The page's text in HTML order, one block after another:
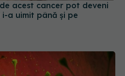
acest cancer pot deveni
a uimit până și pe